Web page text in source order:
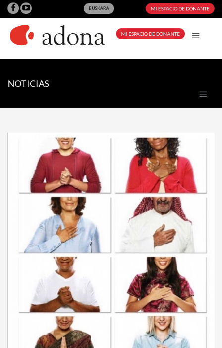
EUSKARA MI ESPACIO DE DONANTE
MI ESPACIO DE DONANTE
NOTICIAS